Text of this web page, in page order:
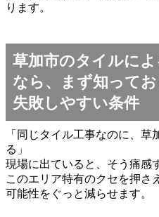
ります。
草加市のタイルに
なら、まず知って
失敗しやすい条件
「同じタイル工事なのに、
る」
現場に出ていると、そう痛感
このエリア特有のクセを押さ
可能性をぐっと減らせます。